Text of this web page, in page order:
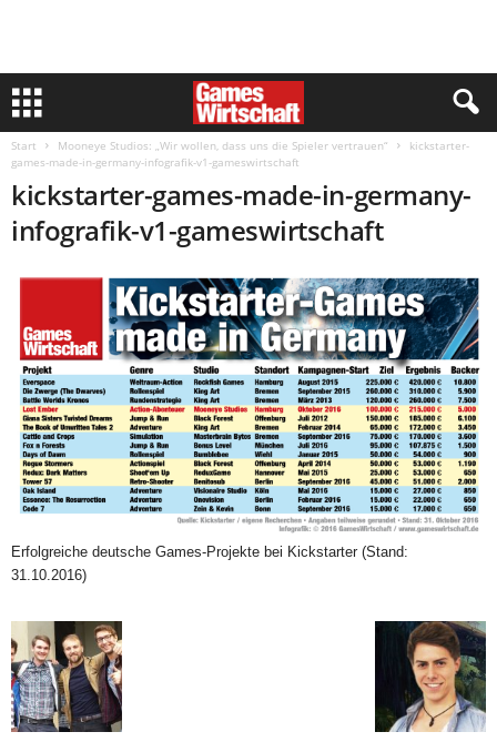
Start Mooneye Studios: „Wir wollen, dass uns die Spieler vertrauen“
kickstarter-
games-made-in-germany-infografik-v1-gameswirtschaft
kickstarter-games-made-in-germany-
infografik-v1-gameswirtschaft
Erfolgreiche deutsche Games-Projekte bei Kickstarter (Stand:
31.10.2016)